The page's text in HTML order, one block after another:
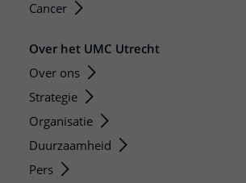
Cancer
Over het UMC Utrecht
Over ons
Strategie
Organisatie
Duurzaamheid
Pers